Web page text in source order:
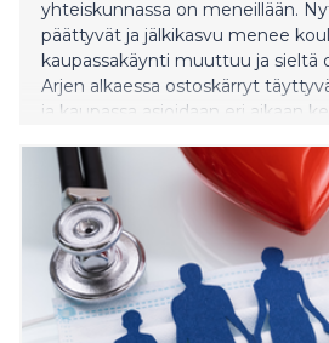
yhteiskunnassa on meneillään.
päättyvät ja jälkikasvu menee
kaupassakäynti muuttuu ja sieltä
Arjen alkaessa ostoskärryt
ja kaupassa asioidaan eri aikaan
esimerkiksi valmisruokia ja